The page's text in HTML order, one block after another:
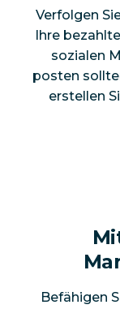
Verfolgen
Ihre
sozialen
posten
erstellen
Befähigen